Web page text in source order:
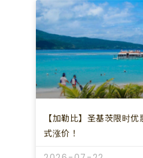
【加勒比】圣基茨限时
式涨价！